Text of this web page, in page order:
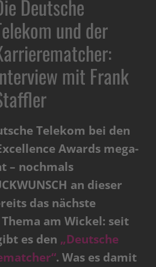
Deutsche
und der
mit Frank
Telekom bei den
Awards mega-
– nochmals
an dieser
das nächste
am Wickel: seit
es den „Deutsche
. Was es damit